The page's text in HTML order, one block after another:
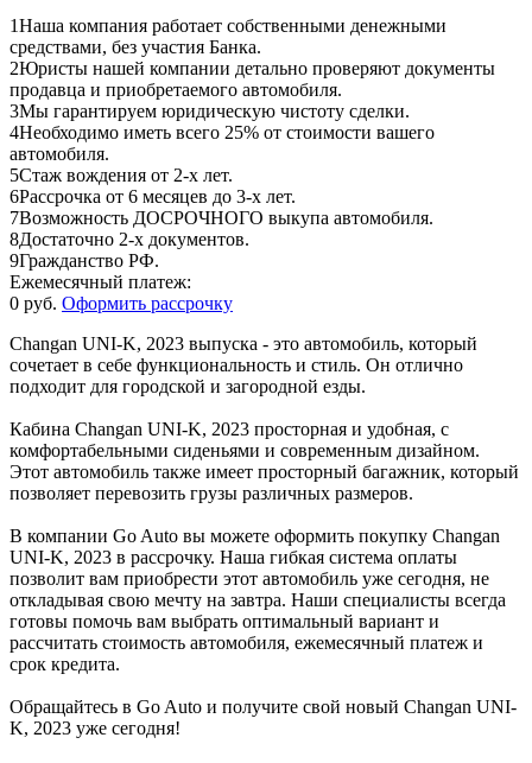
1Наша компания работает собственными денежными
средствами, без участия Банка.
2Юристы нашей компании детально проверяют документы
продавца и приобретаемого автомобиля.
3Мы гарантируем юридическую чистоту сделки.
4Необходимо иметь всего 25% от стоимости вашего
автомобиля.
5Стаж вождения от 2-х лет.
6Рассрочка от 6 месяцев до 3-х лет.
7Возможность ДОСРОЧНОГО выкупа автомобиля.
8Достаточно 2-х документов.
9Гражданство РФ.
Ежемесячный платеж:
0 руб. Оформить рассрочку
Changan UNI-K, 2023 выпуска - это автомобиль, который
сочетает в себе функциональность и стиль. Он отлично
подходит для городской и загородной езды.
Кабина Changan UNI-K, 2023 просторная и удобная, с
комфортабельными сиденьями и современным дизайном.
Этот автомобиль также имеет просторный багажник, который
позволяет перевозить грузы различных размеров.
В компании Go Auto вы можете оформить покупку Changan
UNI-K, 2023 в рассрочку. Наша гибкая система оплаты
позволит вам приобрести этот автомобиль уже сегодня, не
откладывая свою мечту на завтра. Наши специалисты всегда
готовы помочь вам выбрать оптимальный вариант и
рассчитать стоимость автомобиля, ежемесячный платеж и
срок кредита.
Обращайтесь в Go Auto и получите свой новый Changan UNI-
K, 2023 уже сегодня!